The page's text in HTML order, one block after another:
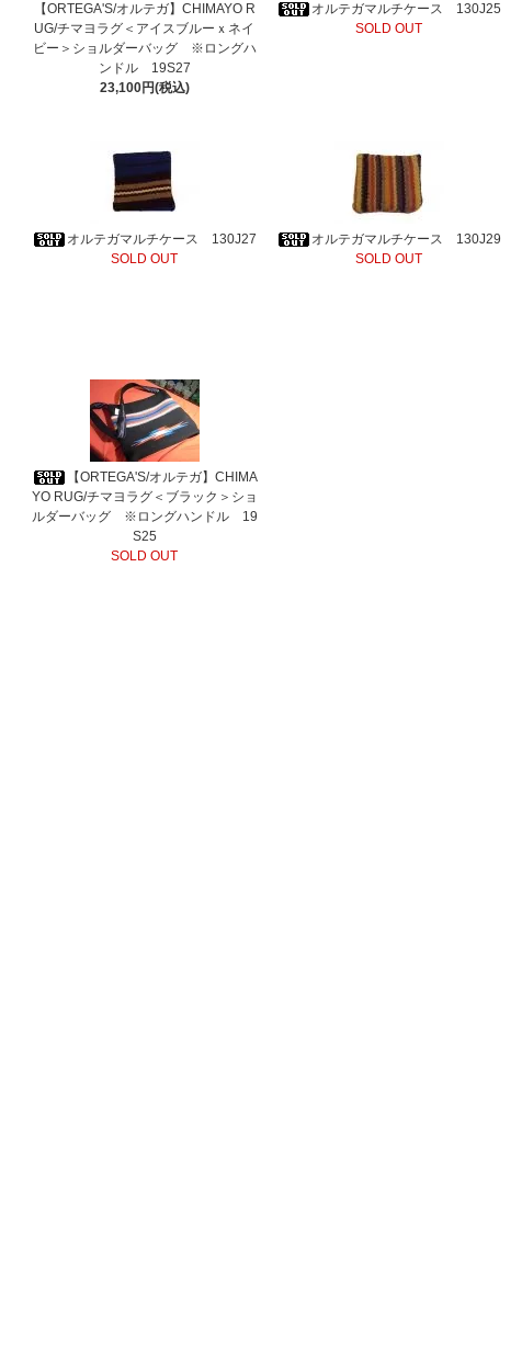
【ORTEGA'S/オルテガ】CHIMAYO R
UG/チマヨラグ＜アイスブルーｘネイ
ビー＞ショルダーバッグ ※ロングハ
ンドル 19S27
23,100円(税込)
オルテガマルチケース 130J25
SOLD OUT
オルテガマルチケース 130J27
SOLD OUT
オルテガマルチケース 130J29
SOLD OUT
【ORTEGA'S/オルテガ】CHIMA
YO RUG/チマヨラグ＜ブラック＞ショ
ルダーバッグ ※ロングハンドル 19
S25
SOLD OUT